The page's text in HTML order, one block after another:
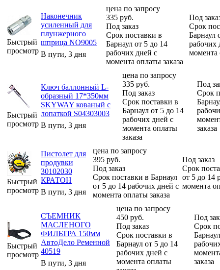
Быстрый
просмотр
Наконечник
усиленный для
плунжерного
шприца NO9005
В пути, 3 дня
цена по запросу
335 руб.
Под заказ
Срок поставки в
Барнаул от 5 до 14
рабочих дней с
момента оплаты заказа
Под
Срок
Барнаул
рабочих
момента
Быстрый
просмотр
Ключ баллонный L-
образный 17*350мм
SKYWAY кованый с
лопаткой S04303003
В пути, 3 дня
цена по запросу
335 руб.
Под заказ
Срок поставки в
Барнаул от 5 до 14
рабочих дней с
момента оплаты
заказа
Под
Срок
заказа
Быстрый
просмотр
Пистолет для
продувки
30102030
КРАТОН
В пути, 3 дня
цена по запросу
395 руб.
Под заказ
Срок поставки в Барнаул
от 5 до 14 рабочих дней с
момента оплаты заказа
Под заказ
Срок
от 5 до 14
момента
Быстрый
просмотр
СЪЕМНИК
МАСЛЕНОГО
ФИЛЬТРА 150мм
АвтоДело Ременной
40519
В пути, 3 дня
цена по запросу
450 руб.
Под заказ
Срок поставки в
Барнаул от 5 до 14
рабочих дней с
момента оплаты
Под
Срок
заказа